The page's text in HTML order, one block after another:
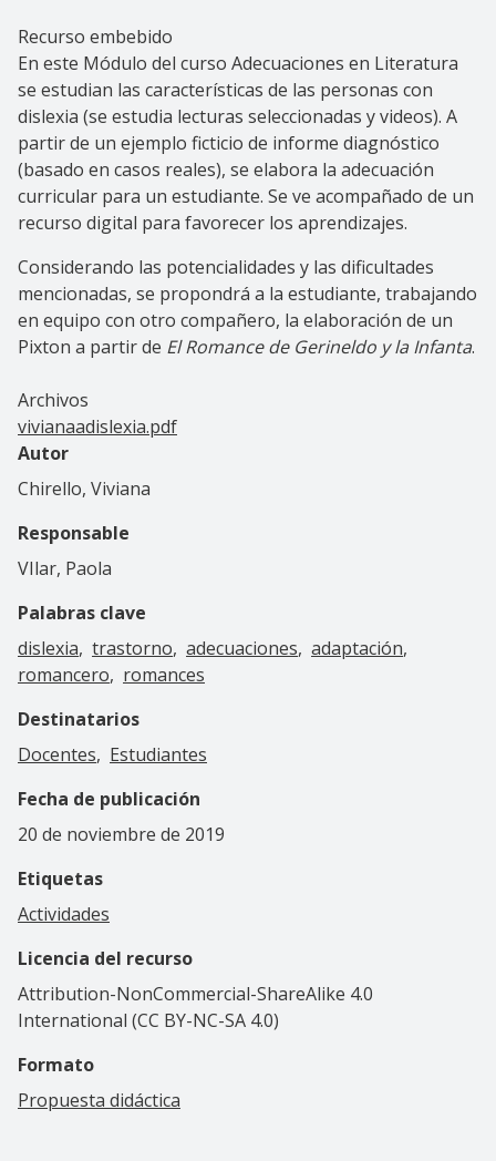
Recurso embebido
En este Módulo del curso Adecuaciones en Literatura
se estudian las características de las personas con
dislexia (se estudia lecturas seleccionadas y videos). A
partir de un ejemplo ficticio de informe diagnóstico
(basado en casos reales), se elabora la adecuación
curricular para un estudiante. Se ve acompañado de un
recurso digital para favorecer los aprendizajes.
Considerando las potencialidades y las dificultades
mencionadas, se propondrá a la estudiante, trabajando
en equipo con otro compañero, la elaboración de un
Pixton a partir de El Romance de Gerineldo y la Infanta.
Archivos
vivianaadislexia.pdf
Autor
Chirello, Viviana
Responsable
VIlar, Paola
Palabras clave
dislexia trastorno adecuaciones adaptación
romancero
romances
Destinatarios
Docentes
Estudiantes
Fecha de publicación
20 de noviembre de 2019
Etiquetas
Actividades
Licencia del recurso
Attribution-NonCommercial-ShareAlike 4.0
International (CC BY-NC-SA 4.0)
Formato
Propuesta didáctica